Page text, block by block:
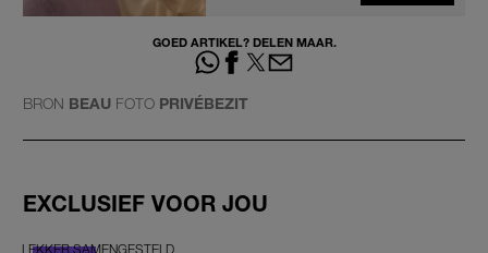
GOED ARTIKEL? DELEN MAAR.
BRON BEAU FOTO PRIVÉBEZIT
EXCLUSIEF VOOR JOU
LEKKER SAMENGESTELD